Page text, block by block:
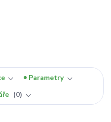
Parametry
0